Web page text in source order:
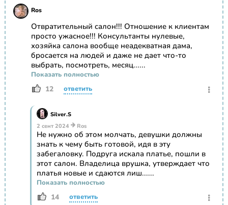
Ros
Отвратительный салон!!! Отношение к клиентам
просто ужасное!!! Консультанты нулевые,
хозяйка салона вообще неадекватная дама,
бросается на людей и даже не дает что-то
выбрать, посмотреть, месяц......
Показать полностью
12 ответить
Silver.S
2 сент 2024
Ros
Не нужно об этом молчать, девушки должны
знать к чему быть готовой, идя в эту
забегаловку. Подруга искала платье, пошли в
этот салон. Владелица врушка, утверждает что
платья новые и сдаются лиш......
Показать полностью
14 ответить